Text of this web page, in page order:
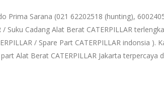
Prima Sarana (021 62202518 (hunting),
Cadang Alat Berat CATERPILLAR
/ Spare Part CATERPILLAR indonsia ).
Alat Berat CATERPILLAR Jakarta terpercaya